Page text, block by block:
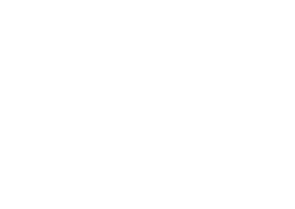
a la carte, mai multe baruri, 2
piscina si pe plaja. Prosoape sunt